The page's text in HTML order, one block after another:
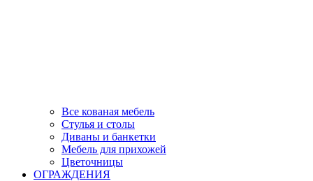
Все кованая мебель
Стулья и столы
Диваны и банкетки
Мебель для прихожей
Цветочницы
ОГРАЖДЕНИЯ